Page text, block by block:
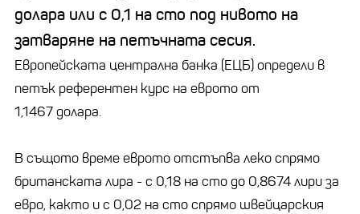
долара или с 0,1 на сто под нивото на
затваряне на петъчната сесия.
Европейската централна банка (ЕЦБ) определи в
петък референтен курс на еврото от
1,1467 долара.
В същото време еврото отстъпва леко спрямо
британската лира - с 0,18 на сто до 0,8674 лири за
евро, както и с 0,02 на сто спрямо швейцарския